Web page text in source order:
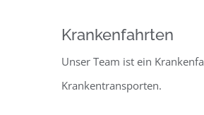
Krankenfahrten
Unser Team ist ein
Krankentransporten.